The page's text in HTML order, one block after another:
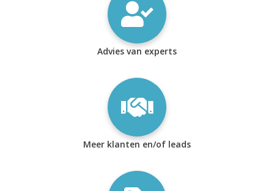
Advies van experts
Meer klanten en/of leads